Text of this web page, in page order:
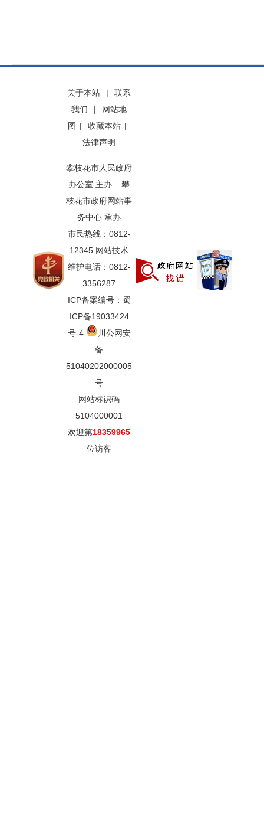
关于本站 |
联系
我们
|
网站地
图 | 收藏本站 |
法律声明
攀枝花市人民政府
办公室 主办 攀
枝花市政府网站事
务中心 承办
市民热线：0812-
12345 网站技术
维护电话：0812-
3356287
ICP备案编号：蜀
ICP备19033424
号-4
川公网安
备
51040202000005
号
网站标识码
5104000001
欢迎第18359965
位访客